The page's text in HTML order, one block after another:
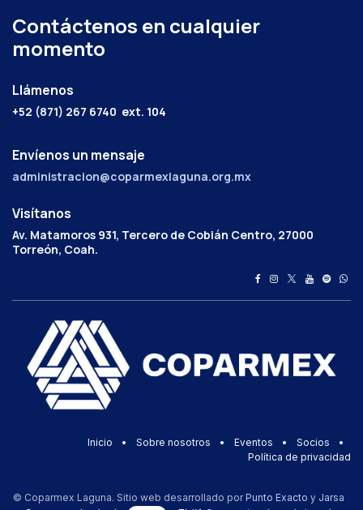
Contáctenos en cualquier
momento
Llámenos
+52 (871) 267 6740 ext. 104
Envíenos un mensaje
administracion@coparmexlaguna.org.mx
Visítanos
Av. Matamoros 931, Tercero de Cobián Centro, 27000
Torreón, Coah.
Inicio • Sobre nosotros • Eventos • Socios
•
Política de privacidad
© Coparmex Laguna. Sitio web desarrollado por Punto Exacto y Jarsa